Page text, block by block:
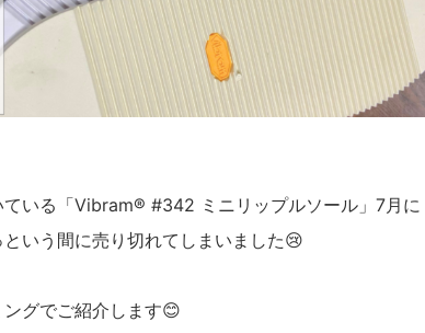
いる「Vibram® #342 ミニリップルソール」7月に
いう間に売り切れてしまいました😢
グでご紹介します😊